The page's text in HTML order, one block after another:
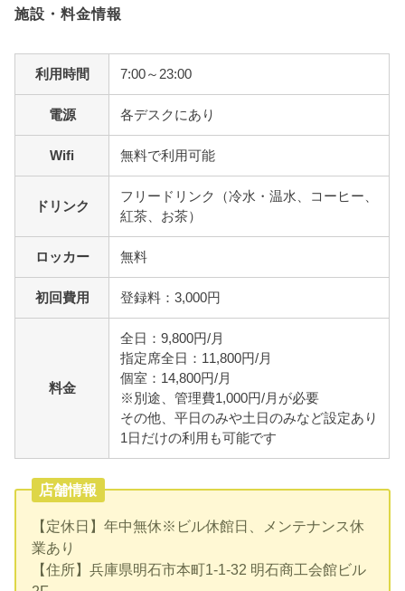
施設・料金情報
利用時間 7:00～23:00
電源 各デスクにあり
Wifi 無料で利用可能
ドリンク
フリードリンク（冷水・温水、コーヒー、
紅茶、お茶）
ロッカー 無料
初回費用 登録料：3,000円
料金
全日：9,800円/月
指定席全日：11,800円/月
個室：14,800円/月
※別途、管理費1,000円/月が必要
その他、平日のみや土日のみなど設定あり
1日だけの利用も可能です
店舗情報
【定休日】年中無休※ビル休館日、メンテナンス休
業あり
【住所】兵庫県明石市本町1-1-32 明石商工会館ビル